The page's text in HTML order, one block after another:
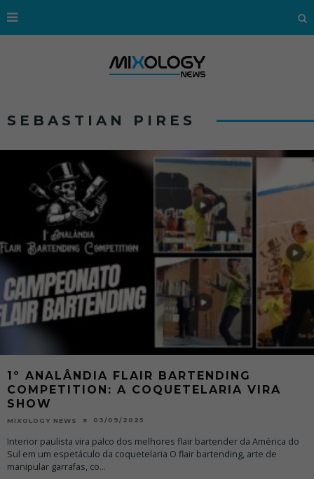
SEBASTIAN PIRES
1º ANALÂNDIA FLAIR BARTENDING
COMPETITION: A COQUETELARIA VIRA
SHOW
MIXOLOGY NEWS 03/09/2025
Interior paulista vira palco dos melhores flair bartender da América do
Sul em um espetáculo da coquetelaria O flair bartending, arte de
manipular garrafas, co...